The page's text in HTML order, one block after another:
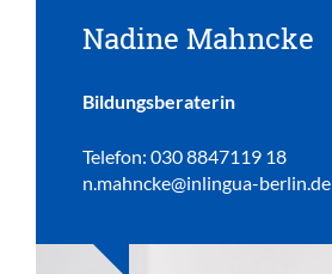
Nadine Mahncke
Bildungsberaterin
Telefon: 030 8847119 18
n.mahncke@inlingua-berlin.de